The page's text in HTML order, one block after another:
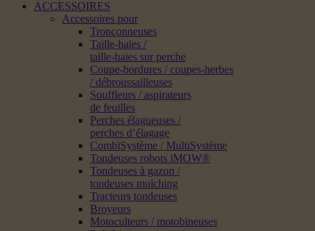
ACCESSOIRES
Accessoires pour
Tronçonneuses
Taille-haies /
taille-haies sur perche
Coupe-bordures / coupes-herbes
/ débroussailleuses
Souffleurs / aspirateurs
de feuilles
Perches élagueuses /
perches d’élagage
CombiSystème / MultiSystème
Tondeuses robots iMOW®
Tondeuses à gazon /
tondeuses mulching
Tracteurs tondeuses
Broyeurs
Motoculteurs / motobineuses